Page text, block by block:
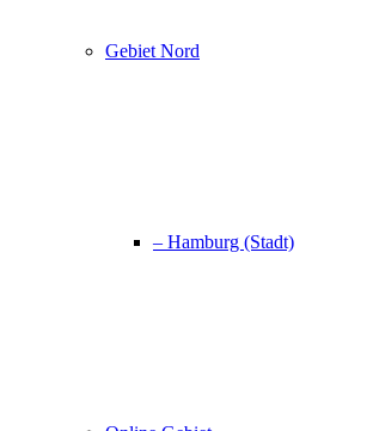
Gebiet Nord
– Hamburg (Stadt)